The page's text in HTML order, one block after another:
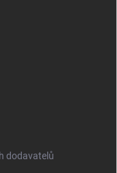
dodavatelů